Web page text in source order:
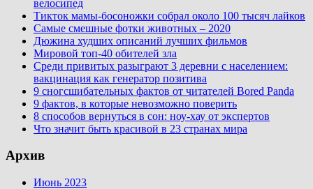
велосипед
Тикток мамы-босоножки собрал около 100 тысяч лайков
Самые смешные фотки животных – 2020
Дюжина худших описаний лучших фильмов
Мировой топ-40 обителей зла
Среди привитых разыграют 3 деревни с населением:
вакцинация как генератор позитива
9 сногсшибательных фактов от читателей Bored Panda
9 фактов, в которые невозможно поверить
8 способов вернуться в сон: ноу-хау от экспертов
Что значит быть красивой в 23 странах мира
Архив
Июнь 2023